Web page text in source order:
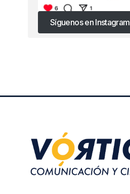
Síguenos en Instagram